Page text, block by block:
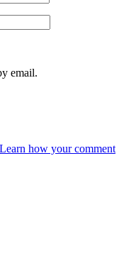
email.
Learn how your comment